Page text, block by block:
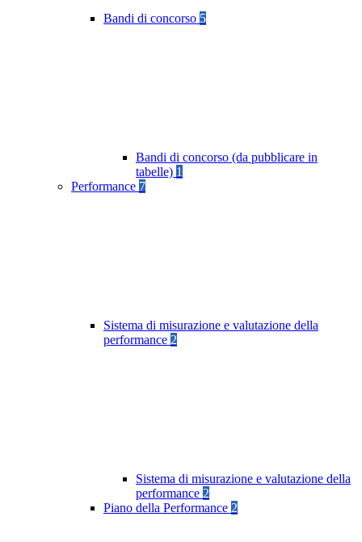
Bandi di concorso 5
Bandi di concorso (da pubblicare in
tabelle) 1
Performance 7
Sistema di misurazione e valutazione della
performance 2
Sistema di misurazione e valutazione della
performance 2
Piano della Performance 2